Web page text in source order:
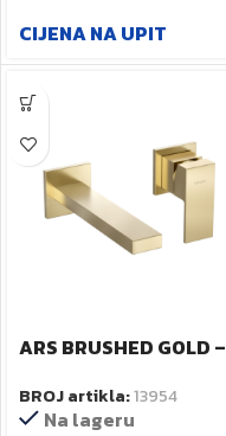
CIJENA NA UPIT
ARS BRUSHED GOLD –
podžbukna
BROJ artikla:13954
Na lageru